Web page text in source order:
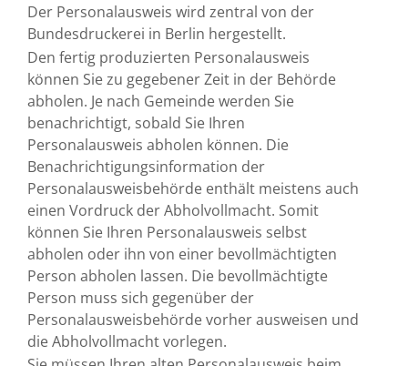
Der Personalausweis wird zentral von der
Bundesdruckerei in Berlin hergestellt.
Den fertig produzierten Personalausweis
können Sie zu gegebener Zeit in der Behörde
abholen. Je nach Gemeinde werden Sie
benachrichtigt, sobald Sie Ihren
Personalausweis abholen können. Die
Benachrichtigungsinformation der
Personalausweisbehörde enthält meistens auch
einen Vordruck der Abholvollmacht. Somit
können Sie Ihren Personalausweis selbst
abholen oder ihn von einer bevollmächtigten
Person abholen lassen. Die bevollmächtigte
Person muss sich gegenüber der
Personalausweisbehörde vorher ausweisen und
die Abholvollmacht vorlegen.